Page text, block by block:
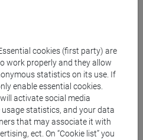
DI II GRADO
- Formazione iniziale
STRANIERE NEGLI
DI II GRADO
- Formazione iniziale
cookies (first party) are
work properly and they allow
statistics on its use. If
enable essential cookies.
activate social media
statistics, and your data
that may associate it with
ect. On “Cookie list” you